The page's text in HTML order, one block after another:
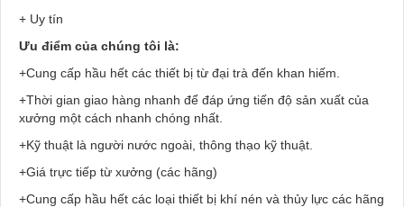
+ Uy tín
Ưu điểm của chúng tôi là:
+Cung cấp hầu hết các thiết bị từ đại trà đến khan hiếm.
+Thời gian giao hàng nhanh để đáp ứng tiến độ sản xuất của
xưởng một cách nhanh chóng nhất.
+Kỹ thuật là người nước ngoài, thông thạo kỹ thuật.
+Giá trực tiếp từ xưởng (các hãng)
+Cung cấp hầu hết các loại thiết bị khí nén và thủy lực các hãng